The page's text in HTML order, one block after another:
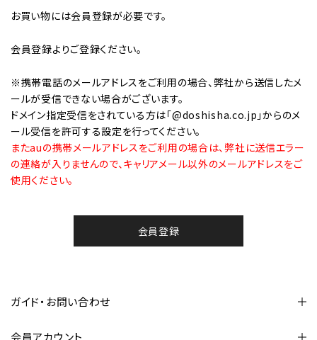
お買い物には会員登録が必要です。
会員登録よりご登録ください。
※携帯電話のメールアドレスをご利用の場合、弊社から送信したメ
ールが受信できない場合がございます。
ドメイン指定受信をされている方は「@doshisha.co.jp」からのメ
ール受信を許可する設定を行ってください。
またauの携帯メールアドレスをご利用の場合は、弊社に送信エラー
の連絡が入りませんので、キャリアメール以外のメールアドレスをご
使用ください。
会員登録
ガイド・お問い合わせ
会員アカウント